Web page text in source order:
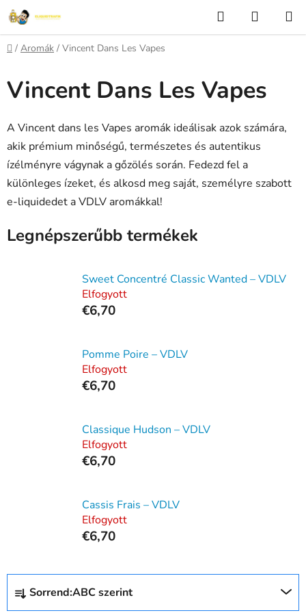
Ugrás
fő
tartalomhoz
KeresésKOSÁR
Kezdőlap
/ Aromák / Vincent Dans Les Vapes
Vincent Dans Les Vapes
A Vincent dans les Vapes aromák ideálisak azok számára,
akik prémium minőségű, természetes és autentikus
ízélményre vágynak a gőzölés során. Fedezd fel a
különleges ízeket, és alkosd meg saját, személyre szabott
e-liquidedet a VDLV aromákkal!
Legnépszerűbb termékek
Sweet Concentré Classic Wanted – VDLV
Elfogyott
€6,70
Pomme Poire – VDLV
Elfogyott
€6,70
Classique Hudson – VDLV
Elfogyott
€6,70
Cassis Frais – VDLV
Elfogyott
€6,70
T
Sorrend:ABC szerint